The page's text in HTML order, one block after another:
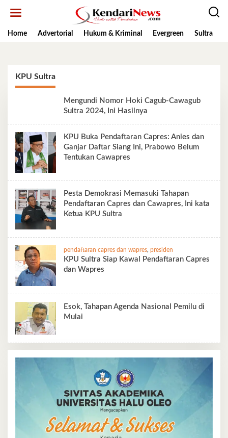
Home
Advertorial Hukum & Kriminal Evergreen Sultra
KPU Sultra
Mengundi Nomor Hoki Cagub-Cawagub
Sultra 2024, Ini Hasilnya
KPU Buka Pendaftaran Capres: Anies dan
Ganjar Daftar Siang Ini, Prabowo Belum
Tentukan Cawapres
Pesta Demokrasi Memasuki Tahapan
Pendaftaran Capres dan Cawapres, Ini kata
Ketua KPU Sultra
pendaftaran capres dan wapres, presiden
KPU Sultra Siap Kawal Pendaftaran Capres
dan Wapres
Esok, Tahapan Agenda Nasional Pemilu di
Mulai